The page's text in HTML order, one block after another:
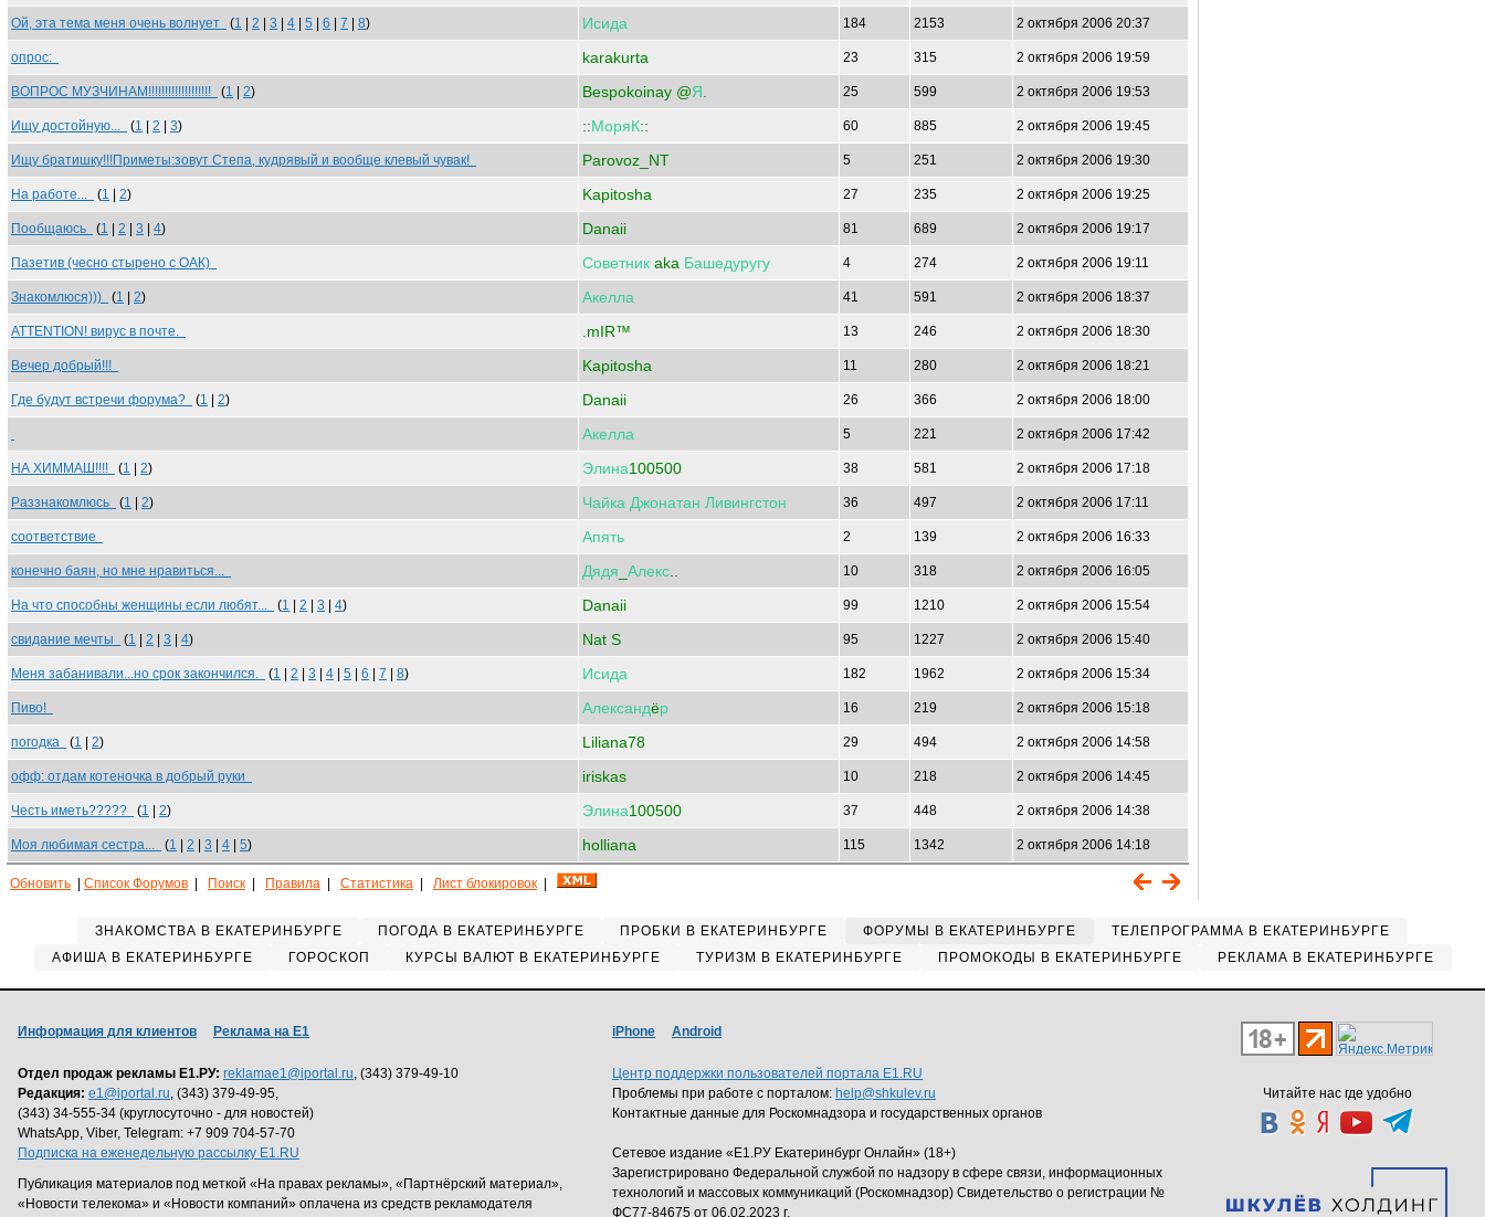
Ой, эта тема меня очень волнует (1 2 3 4 5 6 7 8) Исида 184 2153 2 октября 2006 20:37
опрос: karakurta 23 315 2 октября 2006 19:59
ВОПРОС МУЗЧИНАМ!!!!!!!!!!!!!!!!!!! (1 2) Bespokoinay @Я 25 599 2 октября 2006 19:53
Ищу достойную... (1 2 3) ::МоряК:: 60 885 2 октября 2006 19:45
Ищу братишку!!!Приметы:зовут Степа, кудрявый и вообще клевый чувак! Parovoz_NT 5 251 2 октября 2006 19:30
На работе... (1 2) Kapitosha 27 235 2 октября 2006 19:25
Пообщаюсь (1 2 3 4) Danaii 81 689 2 октября 2006 19:17
Пазетив (чесно стырено с ОАК) Советник aka Башедуругу 4 274 2 октября 2006 19:11
Знакомлюся))) (1 2) Акелла 41 591 2 октября 2006 18:37
ATTENTION! вирус в почте. .mIR™ 13 246 2 октября 2006 18:30
Вечер добрый!!! Kapitosha 11 280 2 октября 2006 18:21
Где будут встречи форума? (1 2) Danaii 26 366 2 октября 2006 18:00
Акелла 5 221 2 октября 2006 17:42
НА ХИММАШ!!!! (1 2) Элина100500 38 581 2 октября 2006 17:18
Раззнакомлюсь (1 2) Чайка Джонатан Ливингстон 36 497 2 октября 2006 17:11
соответствие Апять 2 139 2 октября 2006 16:33
конечно баян, но мне нравиться... Дядя Алекс 10 318 2 октября 2006 16:05
На что способны женщины если любят... (1 2 3 4) Danaii 99 1210 2 октября 2006 15:54
свидание мечты (1 2 3 4) Nat S 95 1227 2 октября 2006 15:40
Меня забанивали...но срок закончился. (1 2 3 4 5 6 7 8) Исида 182 1962 2 октября 2006 15:34
Пиво! Александёр 16 219 2 октября 2006 15:18
погодка (1 2) Liliana78 29 494 2 октября 2006 14:58
офф: отдам котеночка в добрый руки iriskas 10 218 2 октября 2006 14:45
Честь иметь????? (1 2) Элина100500 37 448 2 октября 2006 14:38
Моя любимая сестра... (1 2 3 4 5) holliana 115 1342 2 октября 2006 14:18
Обновить Список Форумов Поиск Правила Статистика Лист блокировок
ЗНАКОМСТВА В ЕКАТЕРИНБУРГЕ ПОГОДА В ЕКАТЕРИНБУРГЕ ПРОБКИ В ЕКАТЕРИНБУРГЕ ФОРУМЫ В ЕКАТЕРИНБУРГЕ
ТЕЛЕПРОГРАММА В ЕКАТЕРИНБУРГЕ
АФИША В ЕКАТЕРИНБУРГЕ
ГОРОСКОП КУРСЫ ВАЛЮТ В ЕКАТЕРИНБУРГЕ ТУРИЗМ В ЕКАТЕРИНБУРГЕ ПРОМОКОДЫ В ЕКАТЕРИНБУРГЕ РЕКЛАМА В ЕКАТЕРИНБУРГЕ
Читайте нас где удобно
Информация для клиентов Реклама на Е1
Отдел продаж рекламы Е1.РУ: reklamae1@iportal.ru, (343) 379-49-10
Редакция: e1@iportal.ru, (343) 379-49-95,
(343) 34-555-34 (круглосуточно - для новостей)
WhatsApp, Viber, Telegram: +7 909 704-57-70
Подписка на еженедельную рассылку E1.RU
Публикация материалов под меткой «На правах рекламы», «Партнёрский материал»,
«Новости телекома» и «Новости компаний» оплачена из средств рекламодателя
iPhone Android
Центр поддержки пользователей портала E1.RU
Проблемы при работе с порталом: help@shkulev.ru
Контактные данные для Роскомнадзора и государственных органов
Сетевое издание «Е1.РУ Екатеринбург Онлайн» (18+)
Зарегистрировано Федеральной службой по надзору в сфере связи, информационных
технологий и массовых коммуникаций (Роскомнадзор) Свидетельство о регистрации №
ФС77-84675 от 06.02.2023 г.